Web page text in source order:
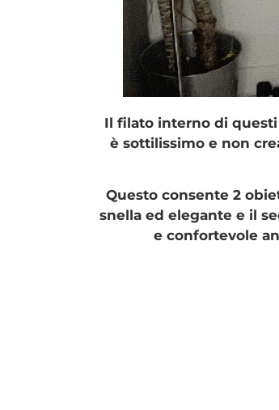
Il filato interno di
è sottilissimo e non
Questo consente 2
snella ed elegante e il
e confortevole